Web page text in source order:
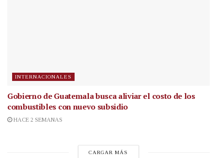
INTERNACIONALES
Gobierno de Guatemala busca aliviar el costo de los
combustibles con nuevo subsidio
HACE 2 SEMANAS
CARGAR MÁS